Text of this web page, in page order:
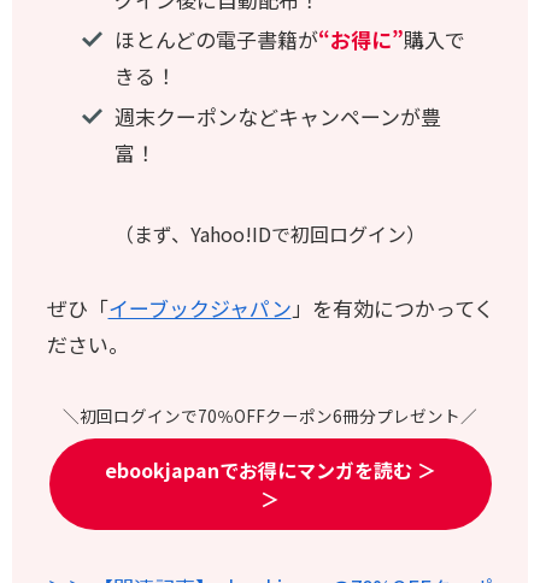
ほとんどの電子書籍が“お得に”購入で
きる！
週末クーポンなどキャンペーンが豊
富！
（まず、Yahoo!IDで初回ログイン）
ぜひ「イーブックジャパン」を有効につかってく
ださい。
＼初回ログインで70％OFFクーポン6冊分プレゼント／
ebookjapanでお得にマンガを読む ＞
＞